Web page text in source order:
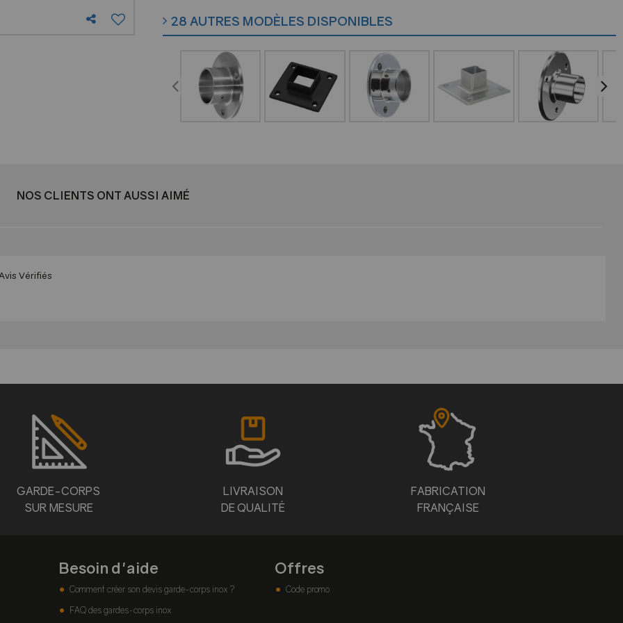
28 AUTRES MODÈLES DISPONIBLES
NOS CLIENTS ONT AUSSI AIMÉ
Vérifiés
GARDE-CORPS
SUR MESURE
LIVRAISON
DE QUALITÉ
FABRICATION
FRANÇAISE
Besoin d'aide
Comment créer son devis garde-corps inox ?
FAQ des gardes-corps inox
Offres
Code promo